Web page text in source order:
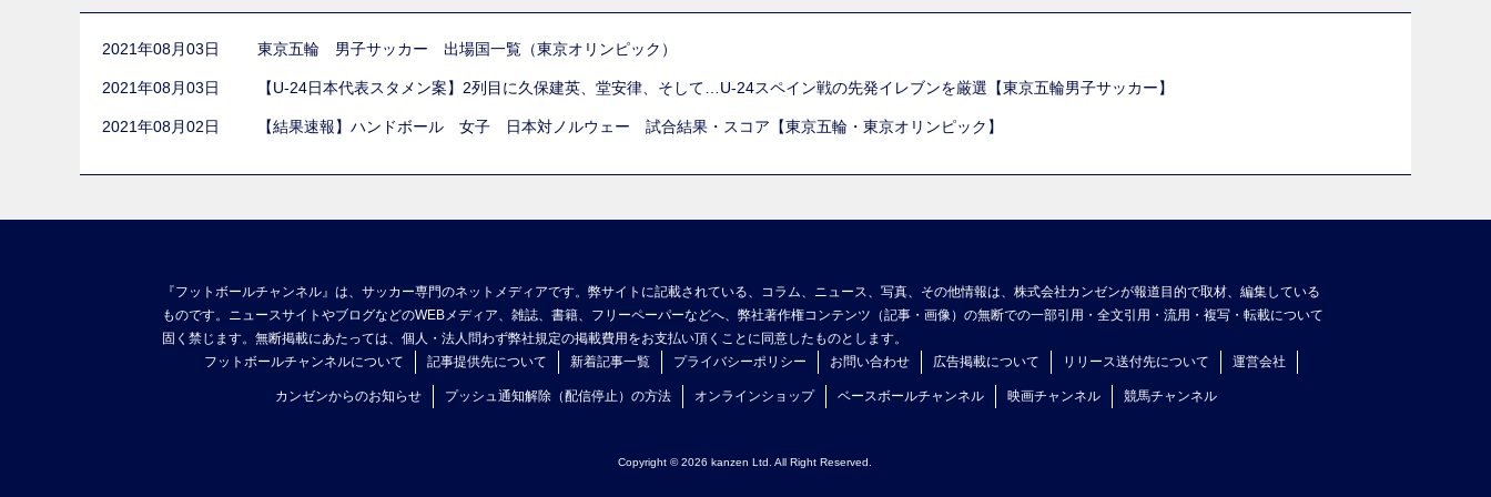
2021年08月03日 東京五輪 男子サッカー 出場国一覧（東京オリンピック）
2021年08月03日 【U-24日本代表スタメン案】2列目に久保建英、堂安律、そして…U-24スペイン戦の先発イレブンを厳選【東京五輪男子サッカー】
2021年08月02日 【結果速報】ハンドボール 女子 日本対ノルウェー 試合結果・スコア【東京五輪・東京オリンピック】
『フットボールチャンネル』は、サッカー専門のネットメディアです。弊サイトに記載されている、コラム、ニュース、写真、その他情報は、株式会社カンゼンが報道目的で取材、編集している
ものです。ニュースサイトやブログなどのWEBメディア、雑誌、書籍、フリーペーパーなどへ、弊社著作権コンテンツ（記事・画像）の無断での一部引用・全文引用・流用・複写・転載について
固く禁じます。無断掲載にあたっては、個人・法人問わず弊社規定の掲載費用をお支払い頂くことに同意したものとします。
フットボールチャンネルについて
記事提供先について 新着記事一覧 プライバシーポリシー お問い合わせ 広告掲載について リリース送付先について 運営会社
カンゼンからのお知らせ プッシュ通知解除（配信停止）の方法 オンラインショップ ベースボールチャンネル 映画チャンネル 競馬チャンネル
Copyright © 2026 kanzen Ltd. All Right Reserved.